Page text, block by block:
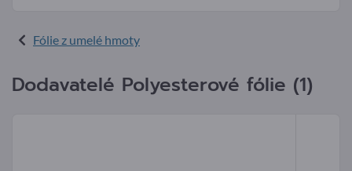
Fólie z umelé hmoty
Dodavatelé Polyesterové fólie (1)